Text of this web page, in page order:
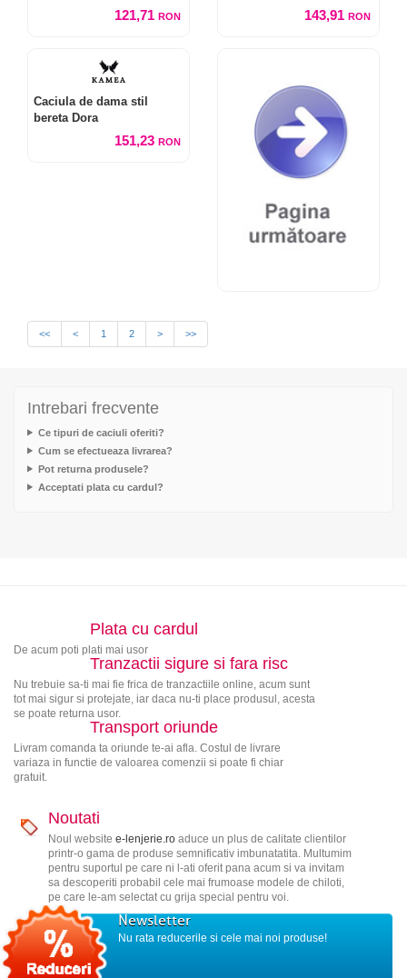
121,71 RON 143,91 RON
Caciula de dama stil
bereta Dora
151,23 RON
<< < 1 2 > >>
Intrebari frecvente
Ce tipuri de caciuli oferiti?
Cum se efectueaza livrarea?
Pot returna produsele?
Acceptati plata cu cardul?
Plata cu cardul
De acum poti plati mai usor
Tranzactii sigure si fara risc
Nu trebuie sa-ti mai fie frica de tranzactiile online, acum sunt
tot mai sigur si protejate, iar daca nu-ti place produsul, acesta
se poate returna usor.
Transport oriunde
Livram comanda ta oriunde te-ai afla. Costul de livrare
variaza in functie de valoarea comenzii si poate fi chiar
gratuit.
Noutati
Noul website e-lenjerie.roaduce un plus de calitate clientilor
printr-o gama de produse semnificativ imbunatatita. Multumim
pentru suportul pe care ni l-ati oferit pana acum si va invitam
sa descoperiti probabil cele mai frumoase modele de chiloti,
pe care le-am selectat cu grija special pentru voi.
Newsletter
Nu rata reducerile si cele mai noi produse!